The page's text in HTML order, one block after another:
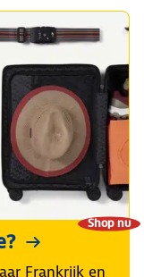
Shop nu
Frankrijk en